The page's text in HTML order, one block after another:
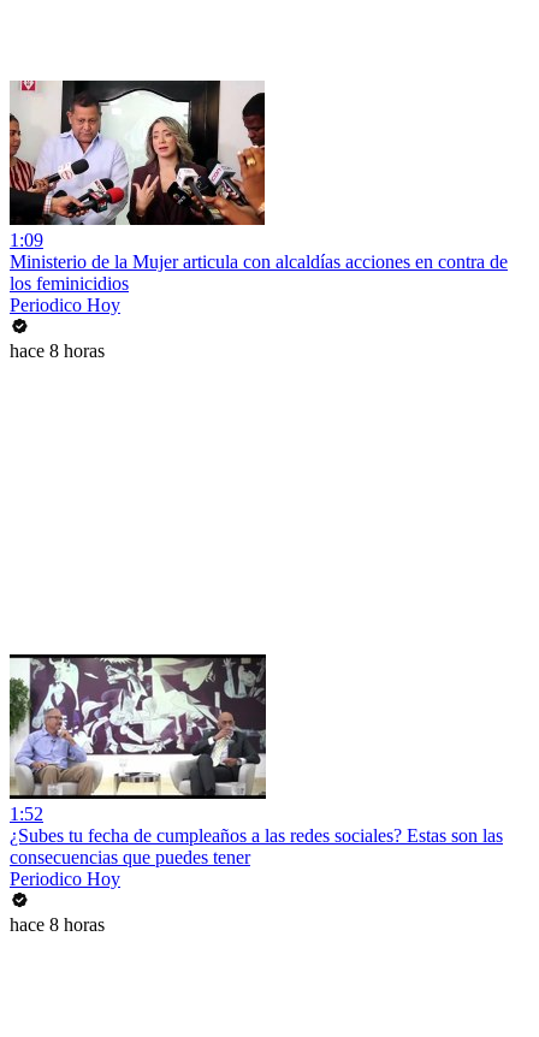
1:09
Ministerio de la Mujer articula con alcaldías acciones en contra de
los feminicidios
Periodico Hoy
hace 8 horas
1:52
¿Subes tu fecha de cumpleaños a las redes sociales? Estas son las
consecuencias que puedes tener
Periodico Hoy
hace 8 horas